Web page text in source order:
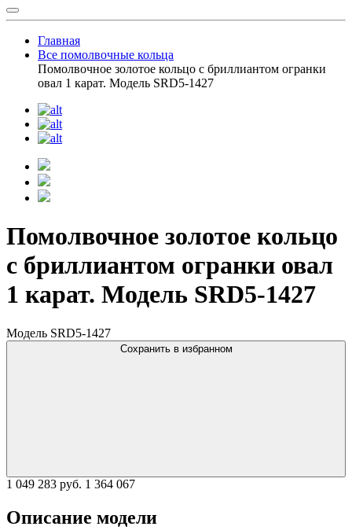
Главная
Все помолвочные кольца
Помолвочное золотое кольцо с бриллиантом огранки
овал 1 карат. Модель SRD5-1427
Помолвочное золотое кольцо
с бриллиантом огранки овал
1 карат. Модель SRD5-1427
Модель SRD5-1427
Сохранить в избранном
1 049 283 руб. 1 364 067
Описание модели